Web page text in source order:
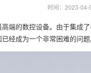
时间：2023-04-
端的数控设备。由于集成
经成为一个非常困难的问题